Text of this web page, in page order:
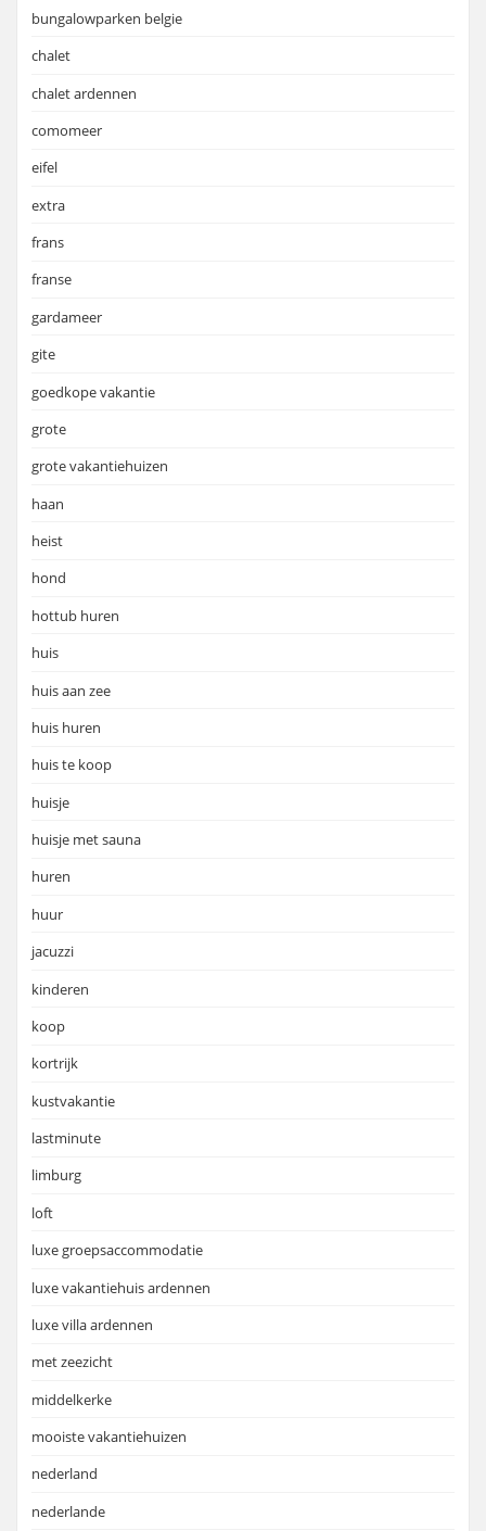
bungalowparken belgie
chalet
chalet ardennen
comomeer
eifel
extra
frans
franse
gardameer
gite
goedkope vakantie
grote
grote vakantiehuizen
haan
heist
hond
hottub huren
huis
huis aan zee
huis huren
huis te koop
huisje
huisje met sauna
huren
huur
jacuzzi
kinderen
koop
kortrijk
kustvakantie
lastminute
limburg
loft
luxe groepsaccommodatie
luxe vakantiehuis ardennen
luxe villa ardennen
met zeezicht
middelkerke
mooiste vakantiehuizen
nederland
nederlande